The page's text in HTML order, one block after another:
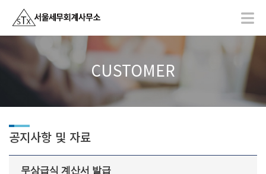
CUSTOMER
공지사항 및 자료
무상급식 계산서 발급